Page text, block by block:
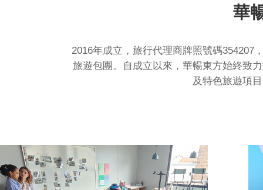
華
2016年成立，旅行代理商牌照號碼354207
旅遊包團。自成立以來，華暢東方始終致
及特色旅遊項